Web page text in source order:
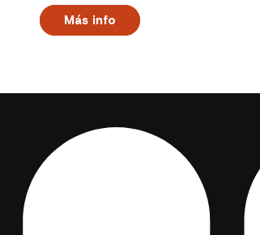
Más info